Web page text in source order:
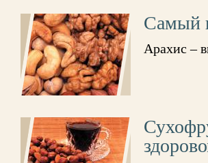
Самый
Арахис –